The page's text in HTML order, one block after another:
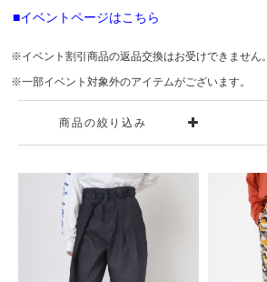
■イベントページはこちら
※イベント割引商品の返品交換はお受けできません。
※一部イベント対象外のアイテムがございます。
商品の絞り込み